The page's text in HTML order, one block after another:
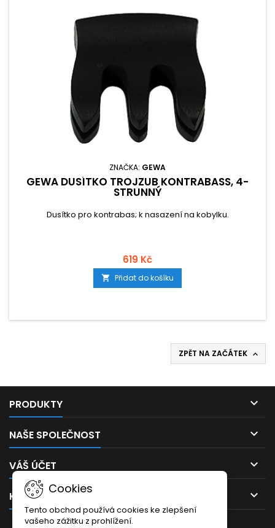
ZNAČKA: GEWA
GEWA DUSÍTKO TROJZUB KONTRABASS, 4-
STRUNNÝ
Dusítko pro kontrabas; k nasazení na kobylku.
619 Kč
 Přidat do košíku
ZPĚT NA ZAČÁTEK 
PRODUKTY 
NAŠE SPOLEČNOST 
VÁŠ ÚČET 
KONTAKT 
Cookies
Tento obchod používá cookies ke zlepšení
vašeho zážitku z prohlížení.